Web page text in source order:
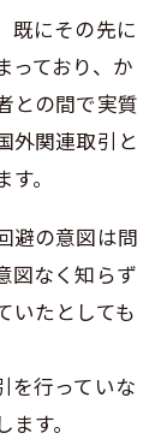
既にその先に
っており、か
との間で実質
外関連取引と
。
避の意図は問
図なく知らず
いたとしても
を行っていな
す。